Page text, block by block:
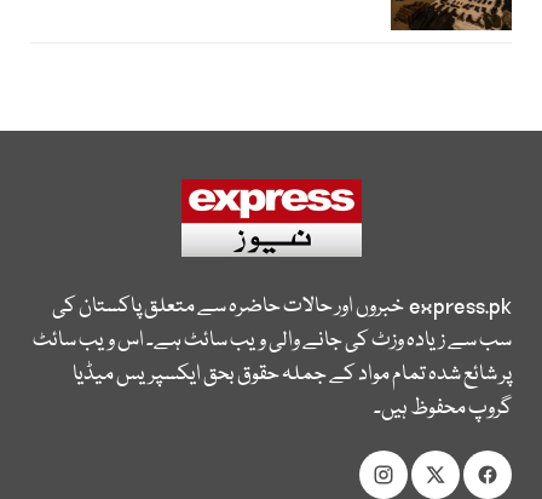
express.pkخبروں اور حالات حاضرہ سے متعلق پاکستان کی
سب سے زیادہ وزٹ کی جانے والی ویب سائٹ ہے۔ اس ویب سائٹ
پر شائع شدہ تمام مواد کے جملہ حقوق بحق ایکسپریس میڈیا
گروپ محفوظ ہیں۔